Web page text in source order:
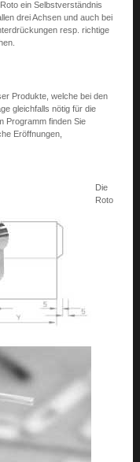
ein Selbstverständnis
drei Achsen und auch bei
resp. richtige
Produkte, welche bei den
gleichfalls nötig für die
Programm finden Sie
Eröffnungen,
Die
Roto